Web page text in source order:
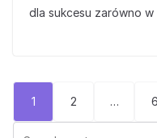
dla sukcesu zarówno w
wpisów
1 2 … 6